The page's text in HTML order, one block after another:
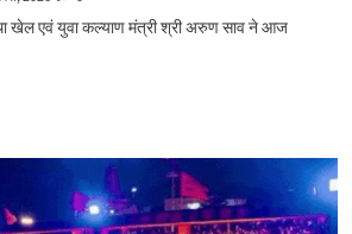
खेल एवं युवा कल्याण मंत्री श्री अरुण साव ने आज